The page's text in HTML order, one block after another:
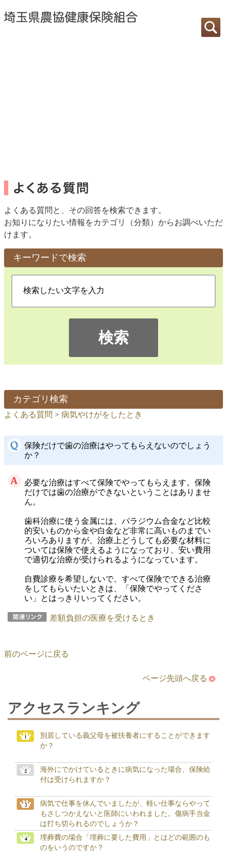
よくある質問と、その回答を検索できます。
お知りになりたい情報をカテゴリ（分類）からお調べいただ
けます。
キーワードで検索
検索
カテゴリ検索
よくある質問 > 病気やけがをしたとき
保険だけで歯の治療はやってもらえないのでしょう
か？
必要な治療はすべて保険でやってもらえます。保険
だけでは歯の治療ができないということはありませ
ん。
歯科治療に使う金属には、パラジウム合金など比較
的安いものから金や白金など非常に高いものまでい
ろいろありますが、治療上どうしても必要な材料に
ついては保険で使えるようになっており、安い費用
で適切な治療が受けられるようになっています。
自費診療を希望しないで、すべて保険でできる治療
をしてもらいたいときは、「保険でやってくださ
い」とはっきりいってください。
差額負担の医療を受けるとき
前のページに戻る
ページ先頭へ戻る
アクセスランキング
別居している義父母を被扶養者にすることができます
か？
海外にでかけているときに病気になった場合、保険給
付は受けられますか？
病気で仕事を休んでいましたが、軽い仕事ならやって
もさしつかえないと医師にいわれました。傷病手当金
は打ち切られるのでしょうか？
埋葬費の場合「埋葬に要した費用」とはどの範囲のも
のをいうのですか？